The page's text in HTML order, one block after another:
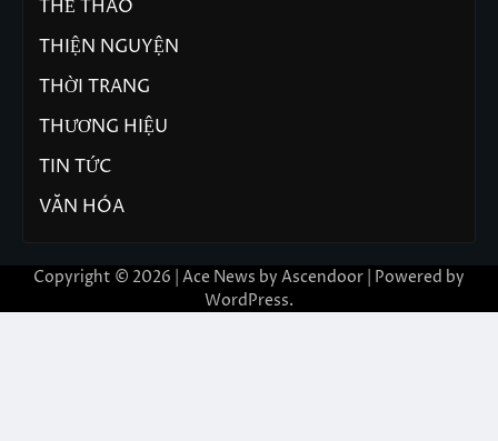
THỂ THAO
THIỆN NGUYỆN
THỜI TRANG
THƯƠNG HIỆU
TIN TỨC
VĂN HÓA
Copyright © 2026 | Ace News by Ascendoor | Powered by
WordPress.